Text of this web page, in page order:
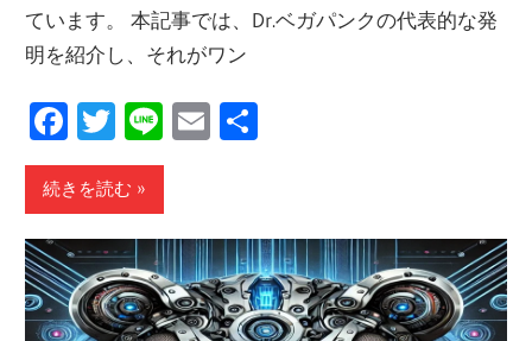
ています。 本記事では、Dr.ベガパンクの代表的な発
明を紹介し、それがワン
Facebook
Twitter
LineEmail
続きを読む